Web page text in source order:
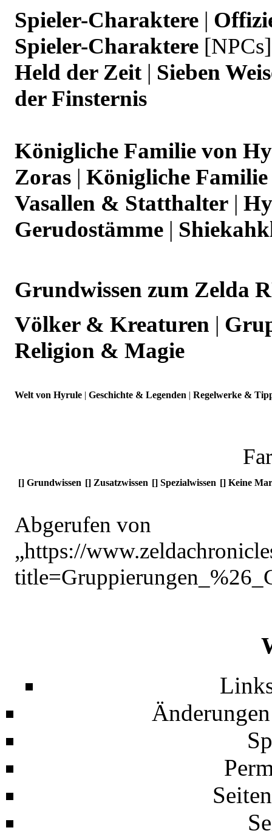
Spieler-Charaktere |
Spieler-Charaktere [NPCs]
Held der Zeit| Sieben
der Finsternis
Königliche Familie von
Zoras | Königliche Familie
Vasallen & Statthalter |
Gerudostämme |
Grundwissen zum Zelda
Völker & Kreaturen |
Religion & Magie
Welt von Hyrule | Geschichte & Legenden | Regelwerke &
[] Grundwissen [] Zusatzwissen [] Spezialwissen [] Keine
Abgerufen von
„https://